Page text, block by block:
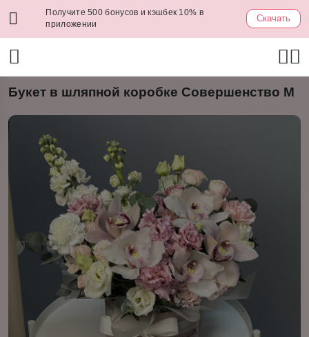
Получите 500 бонусов и кэшбек 10% в
приложении
Скачать
Букет в шляпной коробке Совершенство M